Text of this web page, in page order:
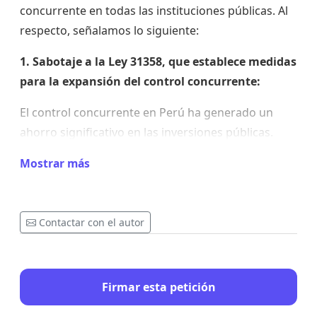
concurrente en todas las instituciones públicas. Al
respecto, señalamos lo siguiente:
1. Sabotaje a la Ley 31358, que establece medidas
para la expansión del control concurrente:
El control concurrente en Perú ha generado un
ahorro significativo en las inversiones públicas.
de control permitió ahorrar aproximadamente
inversiones, principalmente a través de la
reducción de sobrecostos y la mejora en la
control concurrente, las inversiones han visto una
disminución anual promedio de costos del 5.5%,
mientras que las que no fueron controladas
Mostrar más
Contactar con el autor
Firmar esta petición